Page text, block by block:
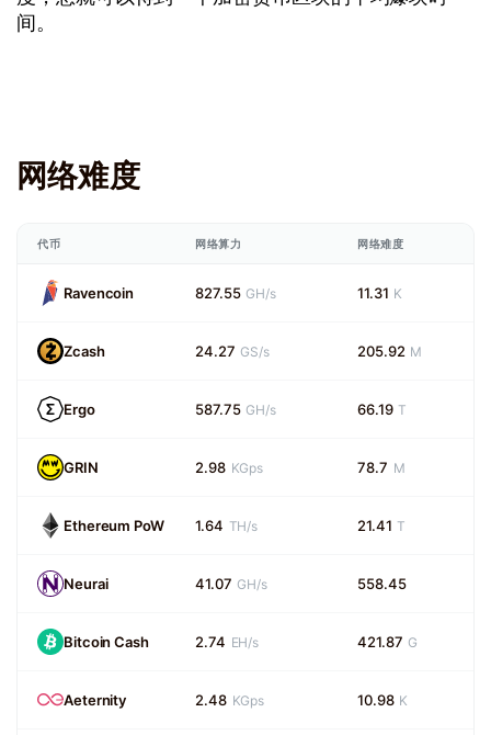
间。
网络难度
代币 网络算力 网络难度
Ravencoin 827.55 GH/s 11.31 K
Zcash 24.27 GS/s 205.92 M
Ergo 587.75 GH/s 66.19 T
GRIN 2.98 KGps 78.7 M
Ethereum PoW 1.64 TH/s 21.41 T
Neurai 41.07 GH/s 558.45
Bitcoin Cash 2.74 EH/s 421.87 G
Aeternity 2.48 KGps 10.98 K